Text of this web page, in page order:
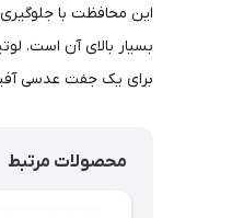
برای یک جفت عدسی آفیس بوده و برای
محصولات مرتبط